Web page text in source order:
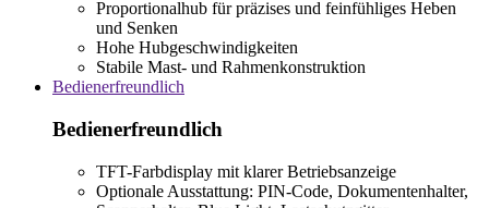
Proportionalhub für präzises und feinfühliges Heben
und Senken
Hohe Hubgeschwindigkeiten
Stabile Mast- und Rahmenkonstruktion
Bedienerfreundlich
Bedienerfreundlich
TFT-Farbdisplay mit klarer Betriebsanzeige
Optionale Ausstattung: PIN-Code, Dokumentenhalter,